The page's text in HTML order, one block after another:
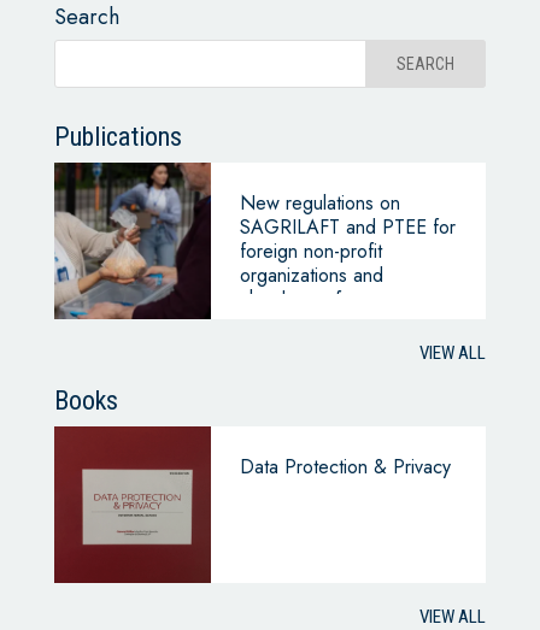
Search
Publications
New regulations on
SAGRILAFT and PTEE for
foreign non-profit
organizations and
chambers of commerce –
VIEW ALL
Books
Data Protection & Privacy
VIEW ALL